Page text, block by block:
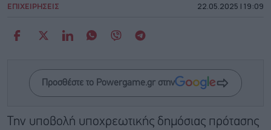
ΕΠΙΧΕΙΡΗΣΕΙΣ 22.05.2025 | 19:09
Προσθέστε το Powergame.gr στην
Την υποβολή υποχρεωτικής δημόσιας πρότασης